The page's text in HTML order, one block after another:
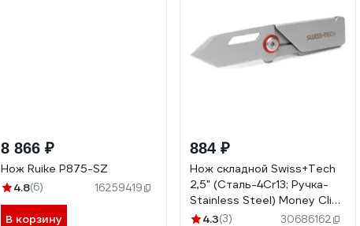
8 866 ₽
Нож Ruike P875-SZ
4.8(6) 16259419
В корзину
884 ₽
Нож складной Swiss+Tech
2,5" (Сталь-4Cr13; Ручка-
Stainless Steel) Money Clip
ST014010
4.3(3) 30686162